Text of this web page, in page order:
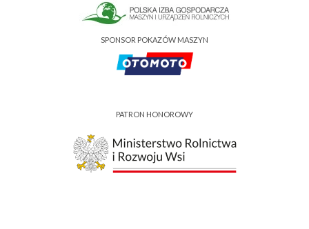
SPONSOR POKAZÓW MASZYN
PATRON HONOROWY